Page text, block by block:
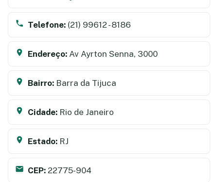
Telefone: (21) 99612 - 8186
Endereço: Av Ayrton Senna, 3000
Bairro: Barra da Tijuca
Cidade: Rio de Janeiro
Estado: RJ
CEP: 22775-904